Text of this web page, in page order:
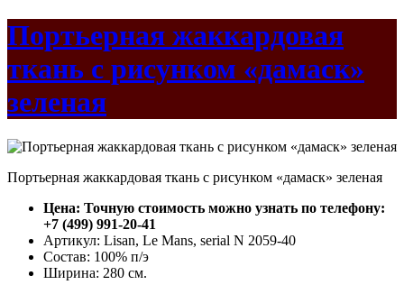
Портьерная жаккардовая
ткань с рисунком «дамаск»
зеленая
Портьерная жаккардовая ткань с рисунком «дамаск» зеленая
Цена: Точную стоимость можно узнать по телефону:
+7 (499) 991-20-41
Артикул: Lisan, Le Mans, serial N 2059-40
Состав: 100% п/э
Ширина: 280 см.